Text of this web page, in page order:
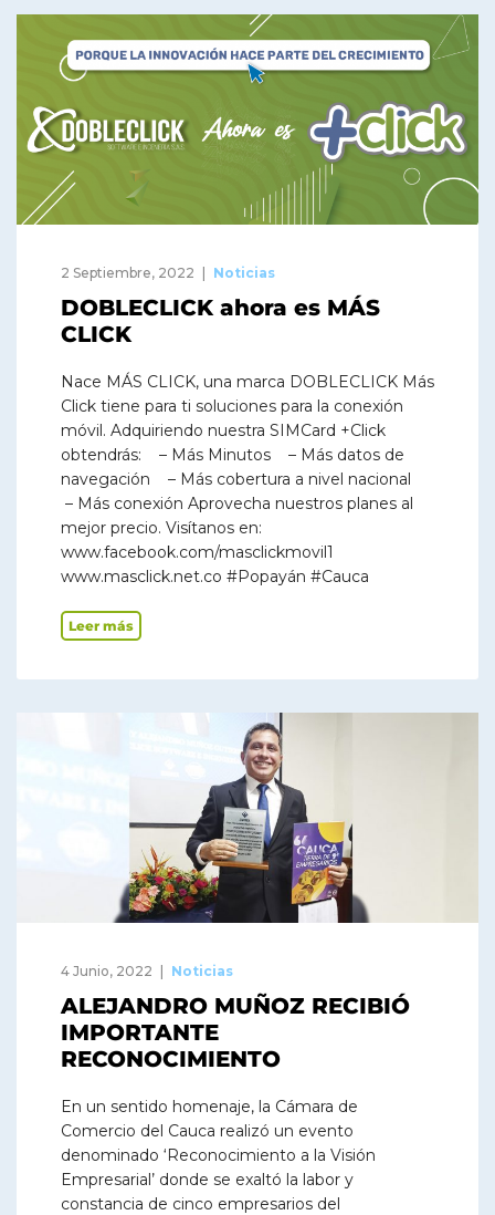
2 Septiembre, 2022 Noticias
DOBLECLICK ahora es MÁS
CLICK
Nace MÁS CLICK, una marca DOBLECLICK Más
Click tiene para ti soluciones para la conexión
móvil. Adquiriendo nuestra SIMCard +Click
obtendrás: – Más Minutos – Más datos de
navegación – Más cobertura a nivel nacional
– Más conexión Aprovecha nuestros planes al
mejor precio. Visítanos en:
www.facebook.com/masclickmovil1
www.masclick.net.co #Popayán #Cauca
Leer más
4 Junio, 2022 Noticias
ALEJANDRO MUÑOZ RECIBIÓ
IMPORTANTE
RECONOCIMIENTO
En un sentido homenaje, la Cámara de
Comercio del Cauca realizó un evento
denominado ‘Reconocimiento a la Visión
Empresarial’ donde se exaltó la labor y
constancia de cinco empresarios del